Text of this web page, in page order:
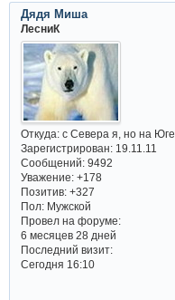
Дядя Миша
ЛесниК
Откуда:с Севера я, но на Юге
Зарегистрирован: 19.11.11
Сообщений:9492
Уважение: +178
Позитив: +327
Пол:Мужской
Провел на форуме:
6 месяцев 28 дней
Последний визит:
Сегодня 16:10